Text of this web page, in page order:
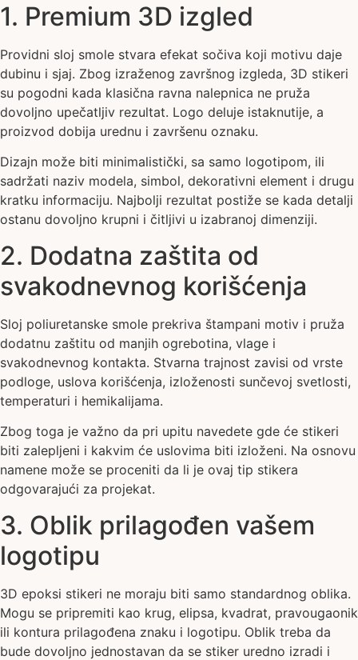
1. Premium 3D izgled
Providni sloj smole stvara efekat sočiva koji motivu daje
dubinu i sjaj. Zbog izraženog završnog izgleda, 3D stikeri
su pogodni kada klasična ravna nalepnica ne pruža
dovoljno upečatljiv rezultat. Logo deluje istaknutije, a
proizvod dobija urednu i završenu oznaku.
Dizajn može biti minimalistički, sa samo logotipom, ili
sadržati naziv modela, simbol, dekorativni element i drugu
kratku informaciju. Najbolji rezultat postiže se kada detalji
ostanu dovoljno krupni i čitljivi u izabranoj dimenziji.
2. Dodatna zaštita od
svakodnevnog korišćenja
Sloj poliuretanske smole prekriva štampani motiv i pruža
dodatnu zaštitu od manjih ogrebotina, vlage i
svakodnevnog kontakta. Stvarna trajnost zavisi od vrste
podloge, uslova korišćenja, izloženosti sunčevoj svetlosti,
temperaturi i hemikalijama.
Zbog toga je važno da pri upitu navedete gde će stikeri
biti zalepljeni i kakvim će uslovima biti izloženi. Na osnovu
namene može se proceniti da li je ovaj tip stikera
odgovarajući za projekat.
3. Oblik prilagođen vašem
logotipu
3D epoksi stikeri ne moraju biti samo standardnog oblika.
Mogu se pripremiti kao krug, elipsa, kvadrat, pravougaonik
ili kontura prilagođena znaku i logotipu. Oblik treba da
bude dovoljno jednostavan da se stiker uredno izradi i